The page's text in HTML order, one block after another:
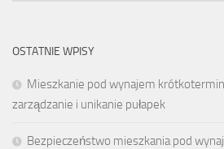
OSTATNIE WPISY
Mieszkanie pod wynajem
zarządzanie i unikanie pułapek
Bezpieczeństwo mieszkania pod